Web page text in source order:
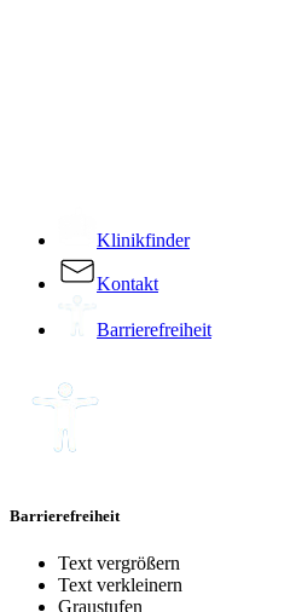
Klinikfinder
Kontakt
Barrierefreiheit
Barrierefreiheit
Text vergrößern
Text verkleinern
Graustufen